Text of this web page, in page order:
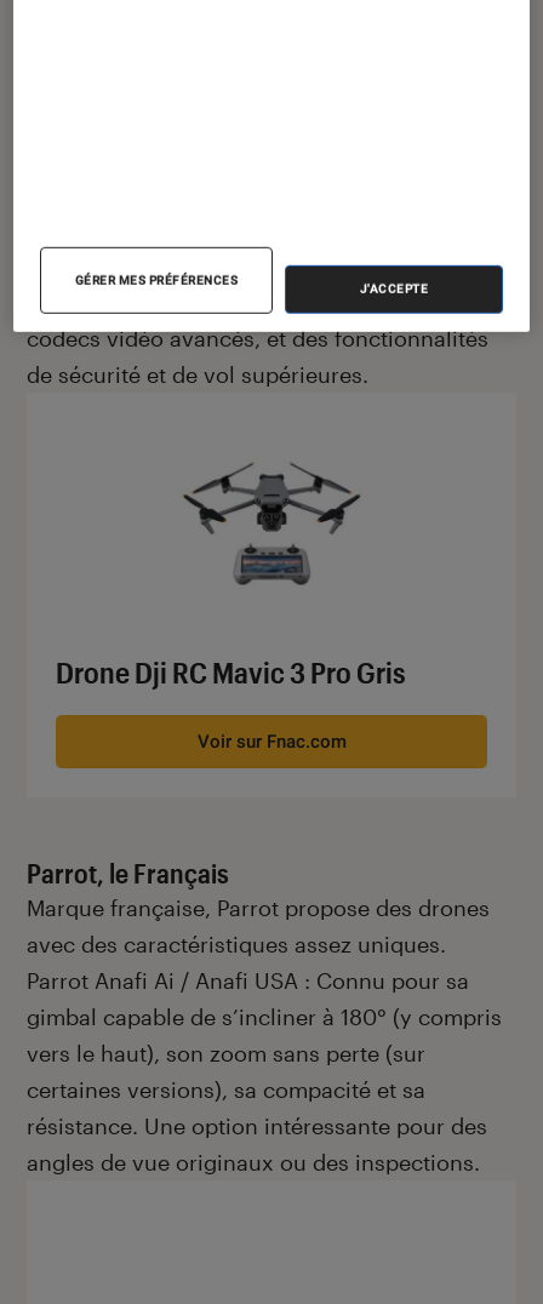
haut de gamme pour les professionnels
exigeants, avec des capteurs plus grands, des
codecs vidéo avancés, et des fonctionnalités
de sécurité et de vol supérieures.
Drone Dji RC Mavic 3 Pro Gris
Voir sur Fnac.com
Parrot, le Français
Marque française, Parrot propose des drones
avec des caractéristiques assez uniques.
Parrot Anafi Ai / Anafi USA : Connu pour sa
gimbal capable de s’incliner à 180° (y compris
vers le haut), son zoom sans perte (sur
certaines versions), sa compacité et sa
résistance. Une option intéressante pour des
angles de vue originaux ou des inspections.
GÉRER MES PRÉFÉRENCES
J'ACCEPTE